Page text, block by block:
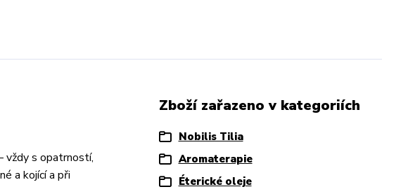
vždy s opatrností,
a kojící a při
Zboží zařazeno v kategoriích
Nobilis Tilia
Aromaterapie
Éterické oleje